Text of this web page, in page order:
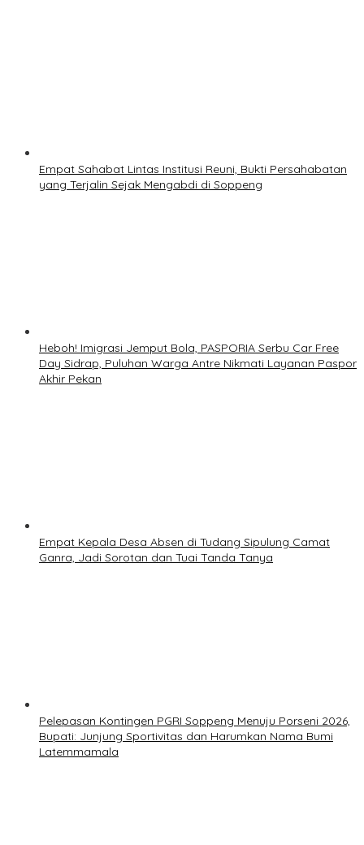
Empat Sahabat Lintas Institusi Reuni, Bukti Persahabatan
yang Terjalin Sejak Mengabdi di Soppeng
Heboh! Imigrasi Jemput Bola, PASPORIA Serbu Car Free
Day Sidrap, Puluhan Warga Antre Nikmati Layanan Paspor
Akhir Pekan
Empat Kepala Desa Absen di Tudang Sipulung Camat
Ganra, Jadi Sorotan dan Tuai Tanda Tanya
Pelepasan Kontingen PGRI Soppeng Menuju Porseni 2026,
Bupati: Junjung Sportivitas dan Harumkan Nama Bumi
Latemmamala